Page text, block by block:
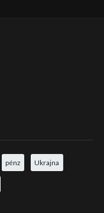
pénz Ukrajna